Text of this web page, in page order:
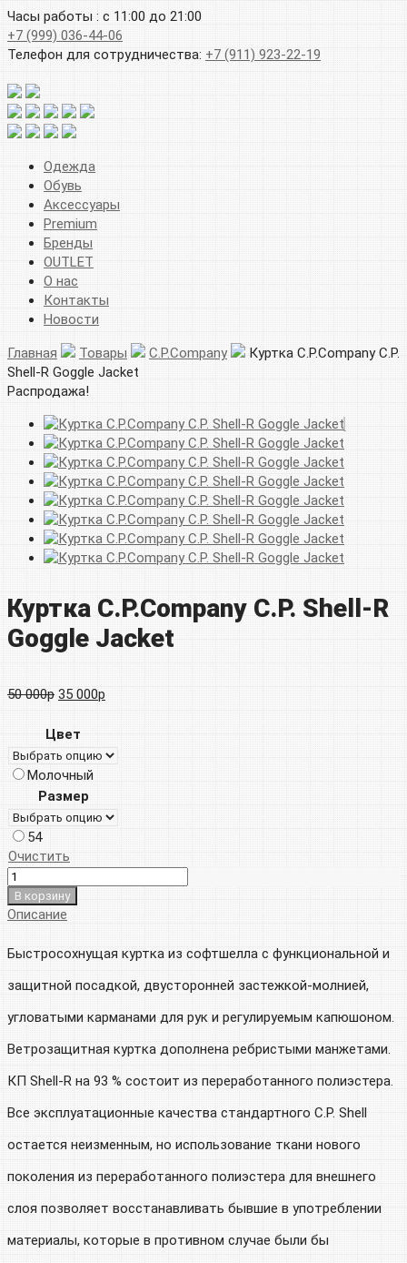
Часы работы : с 11:00 до 21:00
+7 (999) 036-44-06
Телефон для сотрудничества: +7 (911) 923-22-19
Одежда
Обувь
Аксессуары
Premium
Бренды
OUTLET
О нас
Контакты
Новости
Главная Товары C.P.Company
Куртка C.P.Company C.P.
Shell-R Goggle Jacket
Распродажа!
Куртка C.P.Company C.P. Shell-R
Goggle Jacket
50 000р Первоначальная
составляла
000р.
35 000р
35
Цвет
Молочный
Размер
54
Очистить
В корзину
Описание
Быстросохнущая куртка из софтшелла с функциональной и
защитной посадкой, двусторонней застежкой-молнией,
угловатыми карманами для рук и регулируемым капюшоном.
Ветрозащитная куртка дополнена ребристыми манжетами.
КП Shell-R на 93 % состоит из переработанного полиэстера.
Все эксплуатационные качества стандартного C.P. Shell
остается неизменным, но использование ткани нового
поколения из переработанного полиэстера для внешнего
слоя позволяет восстанавливать бывшие в употреблении
материалы, которые в противном случае были бы